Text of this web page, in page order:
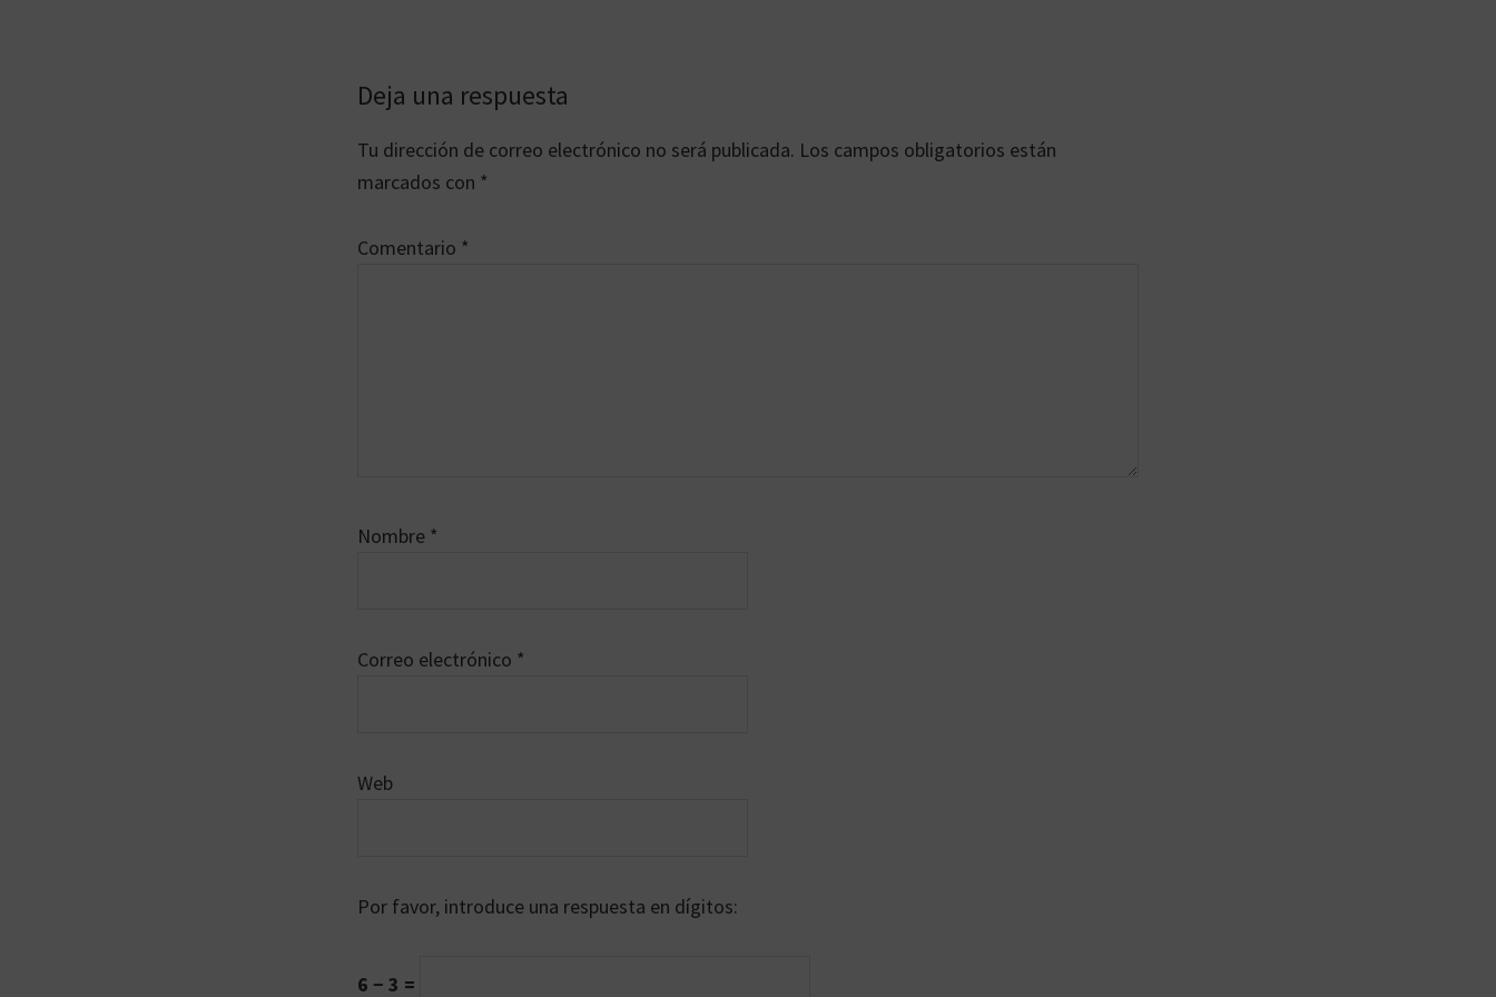
Interacciones
con
los
Deja una respuesta
Tu dirección de correo electrónico no será publicada. Los campos obligatorios están
marcados con *
Comentario *
Nombre *
Correo electrónico *
Web
Por favor, introduce una respuesta en dígitos:
6 − 3 =